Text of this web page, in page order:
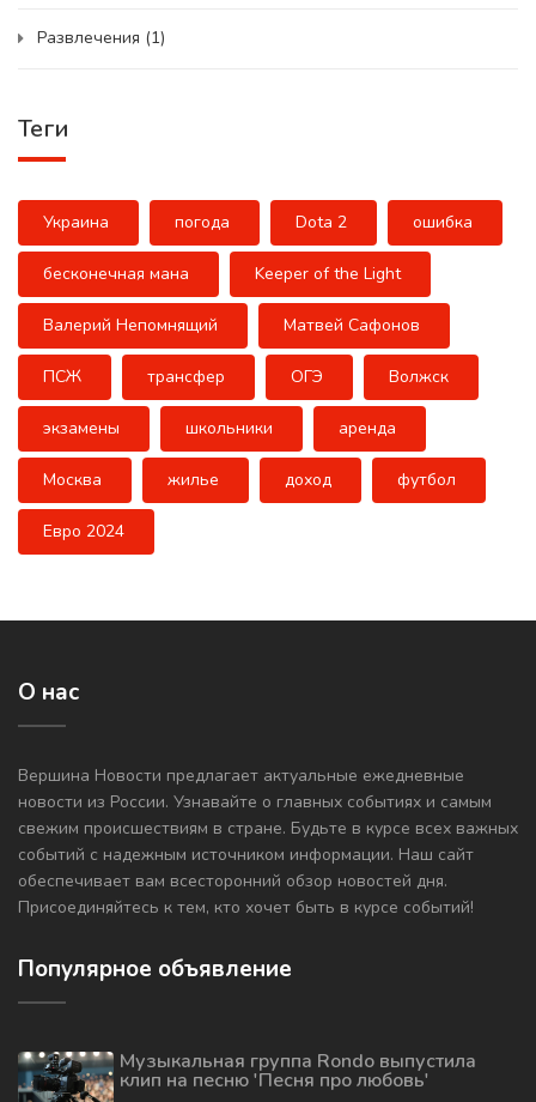
Развлечения (1)
Теги
Украина погода Dota 2 ошибка
бесконечная мана Keeper of the Light
Валерий Непомнящий Матвей Сафонов
ПСЖ трансфер ОГЭ Волжск
экзамены школьники аренда
Москва жилье доход футбол
Евро 2024
О нас
Вершина Новости предлагает актуальные ежедневные
новости из России. Узнавайте о главных событиях и самым
свежим происшествиям в стране. Будьте в курсе всех важных
событий с надежным источником информации. Наш сайт
обеспечивает вам всесторонний обзор новостей дня.
Присоединяйтесь к тем, кто хочет быть в курсе событий!
Популярное объявление
Музыкальная группа Rondo выпустила
клип на песню 'Песня про любовь'